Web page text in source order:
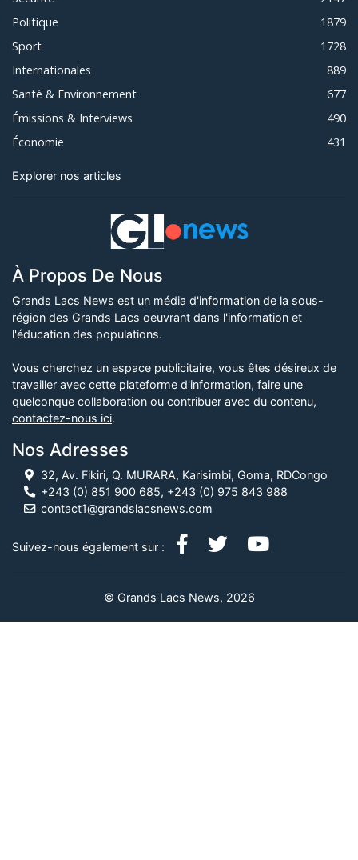
Politique
1879
Sport
1728
Internationales
889
Santé & Environnement
677
Émissions & Interviews
490
Économie
431
Explorer nos articles
À Propos De Nous
Grands Lacs News est un média d'information de la sous-
région des Grands Lacs oeuvrant dans l'information et
l'éducation des populations.
Vous cherchez un espace publicitaire, vous êtes désireux de
travailler avec cette plateforme d'information, faire une
quelconque collaboration ou contribuer avec du contenu,
contactez-nous ici.
Nos Adresses
32, Av. Fikiri, Q. MURARA, Karisimbi, Goma, RDCongo
+243 (0) 851 900 685, +243 (0) 975 843 988
contact1@grandslacsnews.com
Suivez-nous également sur :
© Grands Lacs News, 2026